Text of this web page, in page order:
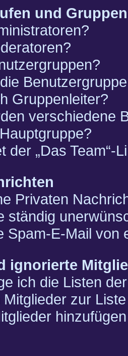
und Gruppen
Gruppenleiter?
verschiedene
der „Das Team“-
Privaten
ständig
Spam-E-Mail von
ignorierte
ich die Listen
zur